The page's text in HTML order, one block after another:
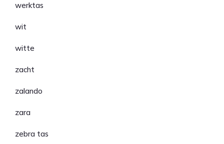
werktas
wit
witte
zacht
zalando
zara
zebra tas